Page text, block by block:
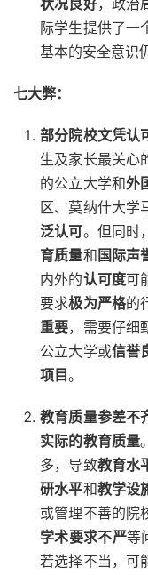
状况良好，政治
际学生提供了一
基本的安全意识
七大弊：
部分院校文凭认
生及家长最关心
的公立大学和外
区、莫纳什大学
泛认可。但同时
育质量和 国际声
内外的认可度可
要求极为严格的
重要，需要仔细
公立大学或信誉
项目。
教育质量参差不
实际的教育质量
多，导致教育水
研水平和教学设
或管理不善的院
学术要求不严等
若选择不当，可